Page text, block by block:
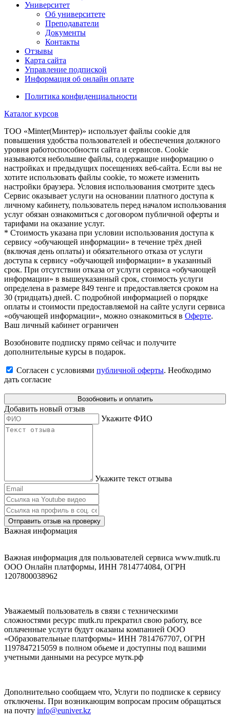
Университет
Об университете
Преподаватели
Документы
Контакты
Отзывы
Карта сайта
Управление подпиской
Информация об онлайн оплате
Политика конфиденциальности
Каталог курсов
TOO «Minter(Минтер)» использует файлы cookie для
повышения удобства пользователей и обеспечения должного
уровня работоспособности сайта и сервисов. Cookie
называются небольшие файлы, содержащие информацию о
настройках и предыдущих посещениях веб-сайта. Если вы не
хотите использовать файлы cookie, то можете изменить
настройки браузера. Условия использования смотрите здесь
Сервис оказывает услуги на основании платного доступа к
личному кабинету, пользователь перед началом использования
услуг обязан ознакомиться с договором публичной оферты и
тарифами на оказание услуг.
* Стоимость указана при условии использования доступа к
сервису «обучающей информации» в течение трёх дней
(включая день оплаты) и обязательного отказа от услуги
доступа к сервису «обучающей информации» в указанный
срок. При отсутствии отказа от услуги сервиса «обучающей
информации» в вышеуказанный срок, стоимость услуги
определена в размере 849 тенге и предоставляется сроком на
30 (тридцать) дней. С подробной информацией о порядке
оплаты и стоимости предоставляемой на сайте услуги сервиса
«обучающей информации», можно ознакомиться в Оферте.
Ваш личный кабинет ограничен
Возобновите подписку прямо сейчас и получите
дополнительные курсы в подарок.
Согласен с условиями публичной оферты. Необходимо
дать согласие
Возобновить и оплатить
Добавить новый отзыв
Укажите ФИО
Укажите текст отзыва
Отправить отзыв на проверку
Важная информация
Важная информация для пользователей сервиса www.mutk.ru
ООО Онлайн платформы, ИНН 7814774084, ОГРН
1207800038962
Уважаемый пользователь в связи с техническими
сложностями ресурс mutk.ru прекратил свою работу, все
оплаченные услуги будут оказаны компанией ООО
«Образовательные платформы» ИНН 7814767707, ОГРН
1197847215059 в полном обьеме и доступны под вашими
учетными данными на ресурсе мутк.рф
Дополнительно сообщаем что, Услуги по подписке к сервису
отключены. При возникающим вопросам просим обращаться
на почту info@euniver.kz